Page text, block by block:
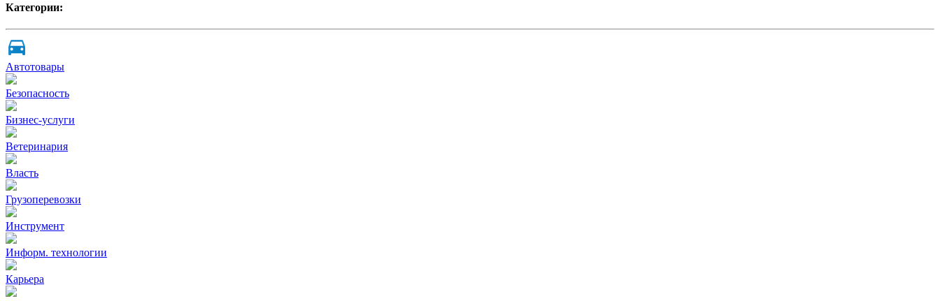
Категории:
Автотовары
Безопасность
Бизнес-услуги
Ветеринария
Власть
Грузоперевозки
Инструмент
Информ. технологии
Карьера